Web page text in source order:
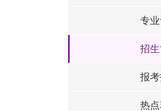
专
招
报
热